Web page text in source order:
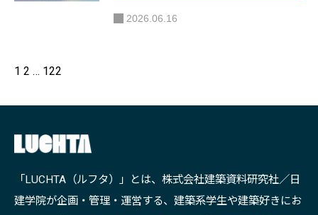
デザイン」実行委員会
2026.06.16
1 2 … 122
「LUCHTA（ルフタ）」とは、株式会社建築資料研究社／日
建学院が企画・管理・運営する、建築系学生や建築好きにお